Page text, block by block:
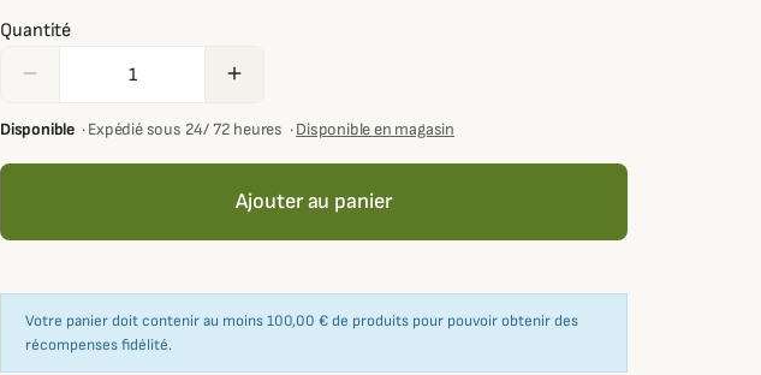
Quantité
remove add
Disponible ·Expédié sous 24/ 72 heures ·Disponible en magasin
Ajouter au panier
Votre panier doit contenir au moins 100,00 € de produits pour pouvoir obtenir des
récompenses fidélité.